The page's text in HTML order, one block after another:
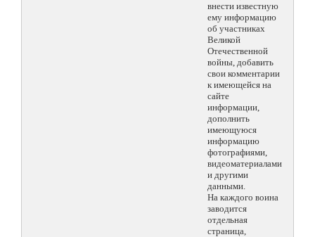
внести известную
ему информацию
об участниках
Великой
Отечественной
войны, добавить
свои комментарии
к имеющейся на
сайте
информации,
дополнить
имеющуюся
информацию
фотографиями,
видеоматериалами
и другими
данными.
На каждого воина
заводится
отдельная
страница,